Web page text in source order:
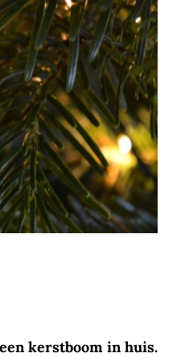
kerstboom in huis.